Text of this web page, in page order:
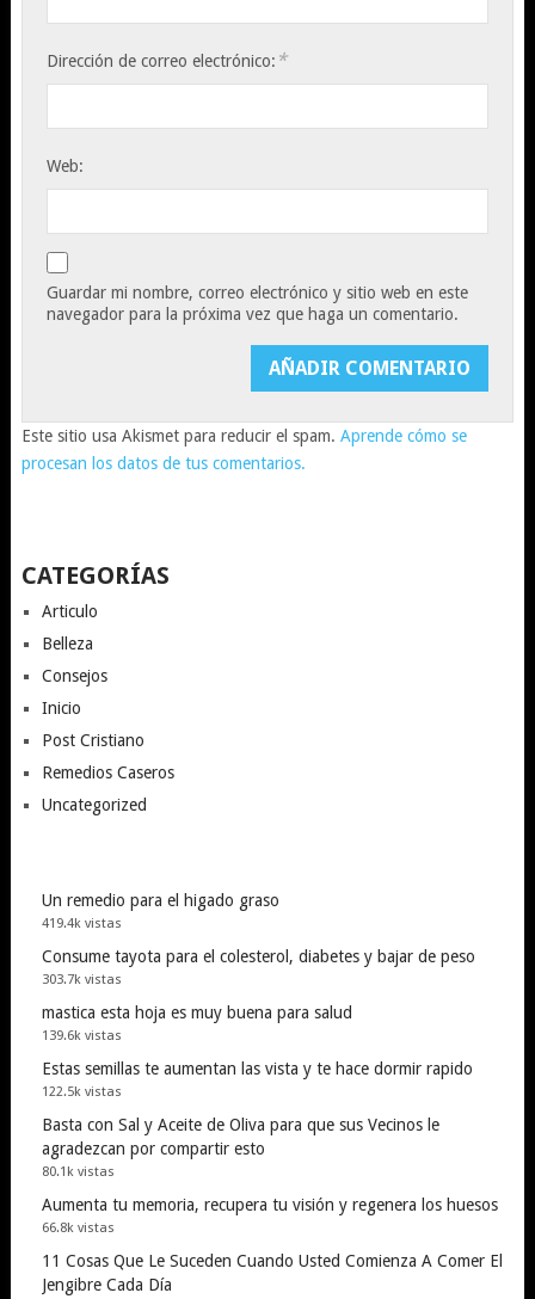
Dirección de correo electrónico: *
Web:
Guardar mi nombre, correo electrónico y sitio web en este
navegador para la próxima vez que haga un comentario.
Este sitio usa Akismet para reducir el spam. Aprende cómo se
procesan los datos de tus comentarios.
CATEGORÍAS
Articulo
Belleza
Consejos
Inicio
Post Cristiano
Remedios Caseros
Uncategorized
Un remedio para el higado graso
419.4k vistas
Consume tayota para el colesterol, diabetes y bajar de peso
303.7k vistas
mastica esta hoja es muy buena para salud
139.6k vistas
Estas semillas te aumentan las vista y te hace dormir rapido
122.5k vistas
Basta con Sal y Aceite de Oliva para que sus Vecinos le
agradezcan por compartir esto
80.1k vistas
Aumenta tu memoria, recupera tu visión y regenera los huesos
66.8k vistas
11 Cosas Que Le Suceden Cuando Usted Comienza A Comer El
Jengibre Cada Día